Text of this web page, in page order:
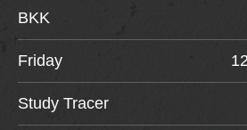
BKK
Friday
Study Tracer